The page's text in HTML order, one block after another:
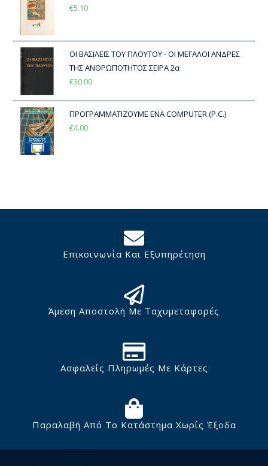
€5.10
ΟΙ ΒΑΣΙΛΕΙΣ ΤΟΥ ΠΛΟΥΤΟΥ - ΟΙ ΜΕΓΑΛΟΙ ΑΝΔΡΕΣ
ΤΗΣ ΑΝΘΡΩΠΟΤΗΤΟΣ ΣΕΙΡΑ 2α
€30.00
ΠΡΟΓΡΑΜΜΑΤΙΖΟΥΜΕ ΕΝΑ COMPUTER (P.C.)
€4.00
Επικοινωνία Και Εξυπηρέτηση
Άμεση Αποστολή Με Ταχυμεταφορές
Ασφαλείς Πληρωμές Με Κάρτες
Παραλαβή Από Το Κατάστημα Χωρίς Έξοδα